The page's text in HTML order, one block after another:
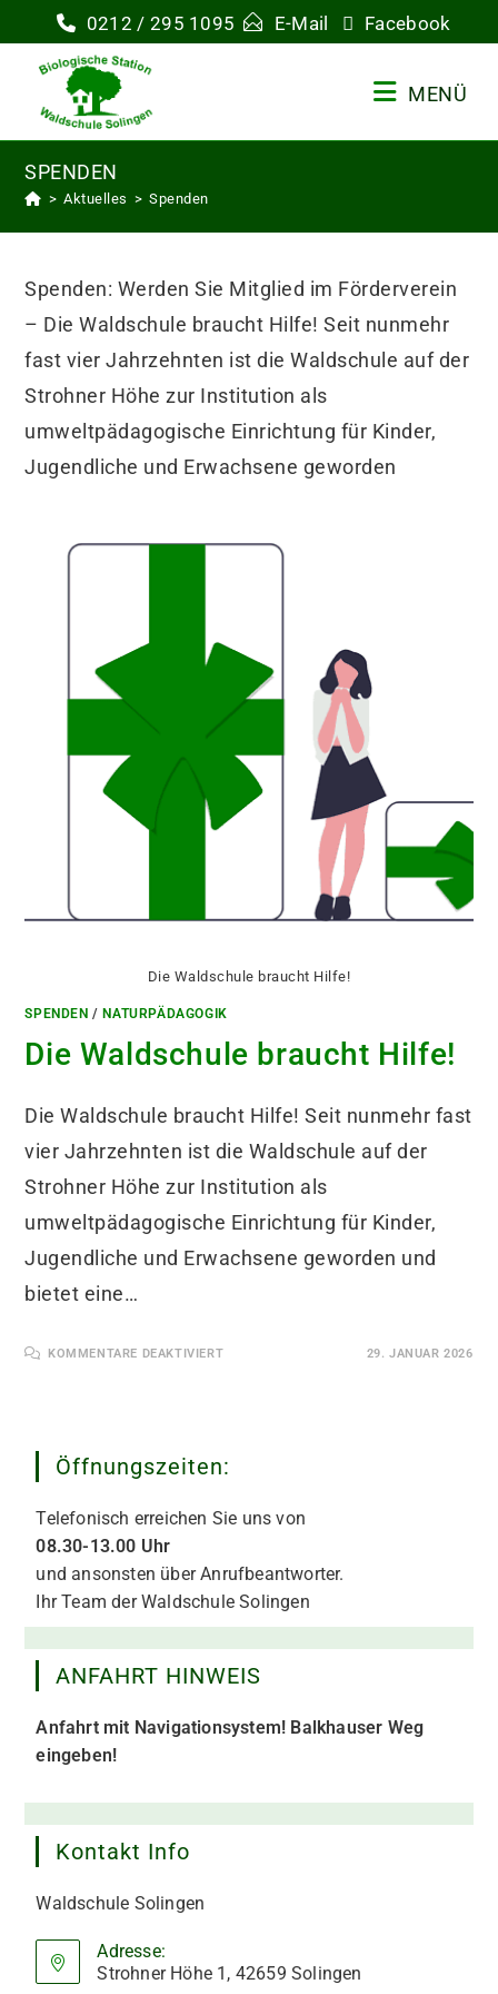
Inhalt
springen
0212 / 295 1095 E-Mail Facebook
MENÜ
SPENDEN
> Aktuelles > Spenden
Spenden: Werden Sie Mitglied im Förderverein
– Die Waldschule braucht Hilfe! Seit nunmehr
fast vier Jahrzehnten ist die Waldschule auf der
Strohner Höhe zur Institution als
umweltpädagogische Einrichtung für Kinder,
Jugendliche und Erwachsene geworden
Die Waldschule braucht Hilfe!
SPENDEN /NATURPÄDAGOGIK
Die Waldschule braucht Hilfe!
Die Waldschule braucht Hilfe! Seit nunmehr fast
vier Jahrzehnten ist die Waldschule auf der
Strohner Höhe zur Institution als
umweltpädagogische Einrichtung für Kinder,
Jugendliche und Erwachsene geworden und
bietet eine…
KOMMENTARE DEAKTIVIERTFÜR
29. JANUAR 2026
Öffnungszeiten:
Telefonisch erreichen Sie uns von
08.30-13.00 Uhr
und ansonsten über Anrufbeantworter.
Ihr Team der Waldschule Solingen
ANFAHRT HINWEIS
Anfahrt mit Navigationsystem! Balkhauser Weg
eingeben!
Kontakt Info
Waldschule Solingen
Adresse:
Strohner Höhe 1, 42659 Solingen